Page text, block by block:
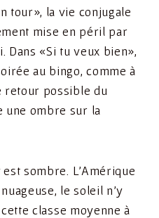
tour», la vie conjugale
mise en péril par
Dans «Si tu veux bien»,
au bingo, comme à
retour possible du
une ombre sur la
est sombre. L’Amérique
le soleil n’y
classe moyenne à